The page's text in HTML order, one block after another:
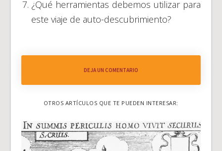
¿Qué herramientas debemos utilizar para
este viaje de auto-descubrimiento?
DEJA UN COMENTARIO
OTROS ARTÍCULOS QUE TE PUEDEN INTERESAR: